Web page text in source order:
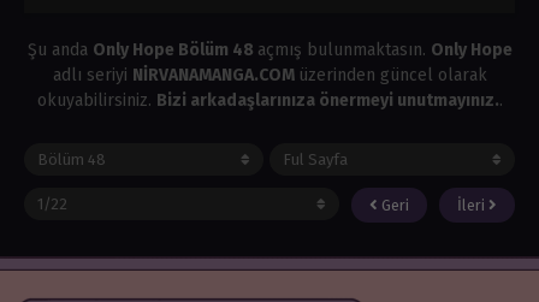
Şu anda Only Hope Bölüm 48 açmış bulunmaktasın. Only Hope
adlı seriyi NİRVANAMANGA.COM üzerinden güncel olarak
okuyabilirsiniz. Bizi arkadaşlarınıza önermeyi unutmayınız..
Geri İleri